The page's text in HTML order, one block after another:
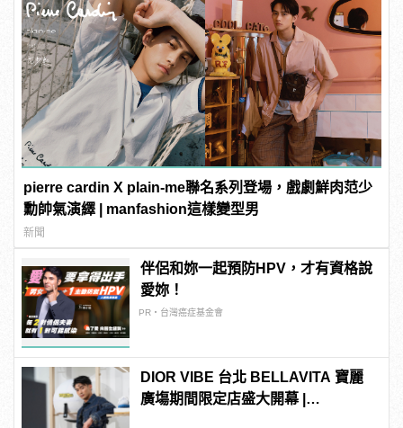
pierre cardin X plain-me聯名系列登場，戲劇鮮肉范少
勳帥氣演繹 | manfashion這樣變型男
新聞
伴侶和妳一起預防HPV，才有資格說
愛妳！
PR・台灣癌症基金會
DIOR VIBE 台北 BELLAVITA 寶麗
廣塲期間限定店盛大開幕 |